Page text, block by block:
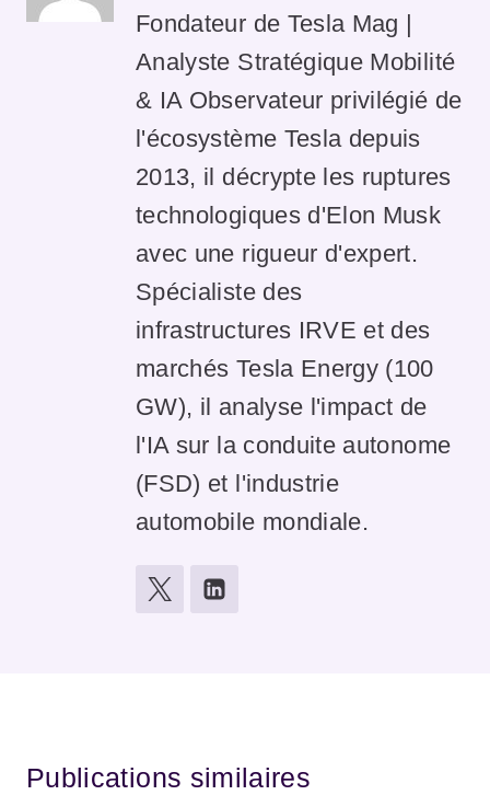
Fondateur de Tesla Mag |
Analyste Stratégique Mobilité
& IA Observateur privilégié de
l'écosystème Tesla depuis
2013, il décrypte les ruptures
technologiques d'Elon Musk
avec une rigueur d'expert.
Spécialiste des
infrastructures IRVE et des
marchés Tesla Energy (100
GW), il analyse l'impact de
l'IA sur la conduite autonome
(FSD) et l'industrie
automobile mondiale.
Publications similaires